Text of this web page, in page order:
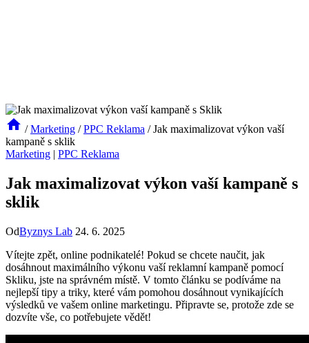
/ Marketing / PPC Reklama / Jak maximalizovat výkon vaší
kampaně s sklik
Marketing | PPC Reklama
Jak maximalizovat výkon vaší kampaně s
sklik
OdByznys Lab 24. 6. 2025
Vítejte zpět, online ⁣podnikatelé! Pokud se chcete naučit, jak
⁢dosáhnout maximálního výkonu vaší ​reklamní kampaně pomocí
Skliku, jste na správném místě.⁤ V ⁤tomto článku se ⁢podíváme na
nejlepší tipy a triky, které vám pomohou⁤ dosáhnout vynikajících
výsledků ve vašem online ​marketingu. Připravte se, protože zde⁢ se‌
dozvíte vše, co potřebujete vědět!